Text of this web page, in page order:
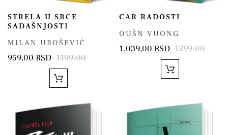
STRELA U SRCE
SADAŠNJOSTI
MILAN UROŠEVIĆ
959,00 RSD 1199.00
CAR RADOSTI
OUŠN VUONG
1.039,00 RSD 1299.00